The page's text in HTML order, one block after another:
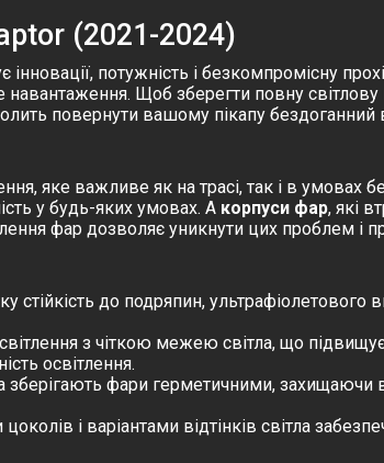
(2021-2024)
потужність і безкомпромісну
Щоб зберегти повну світлову
повернути вашому пікапу бездоганний
яке важливе як на трасі, так і в умовах
у будь-яких умовах. А корпуси фар, які
фар дозволяє уникнути цих проблем і
стійкість до подряпин, ультрафіолетового
з чіткою межею світла, що
освітлення.
зберігають фари герметичними, захищаючи
і варіантами відтінків світла